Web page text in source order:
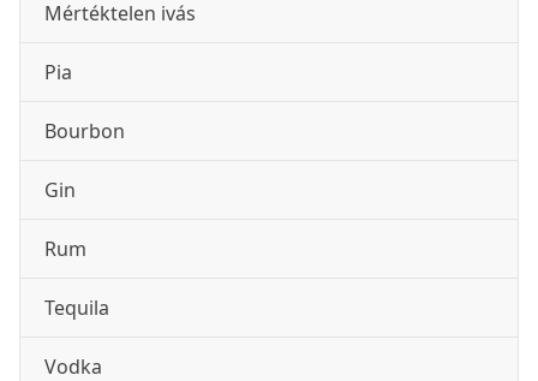
Mértéktelen ivás
Pia
Bourbon
Gin
Rum
Tequila
Vodka